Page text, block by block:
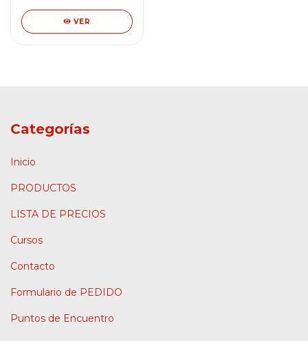
VER
Categorías
Inicio
PRODUCTOS
LISTA DE PRECIOS
Cursos
Contacto
Formulario de PEDIDO
Puntos de Encuentro